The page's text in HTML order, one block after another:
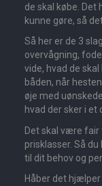
de skal købe.
kunne gøre, så
Så her er de 3
overvågning,
vide, hvad de
båden, når
øje med
hvad der sker i et
Det skal være fair
prisklasser. Så
til dit behov og
Håber det